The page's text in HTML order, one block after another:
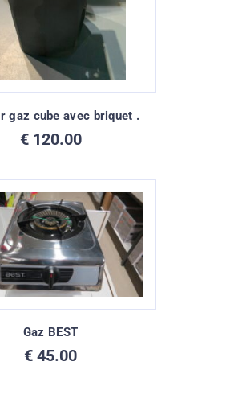
gaz cube avec briquet .
€120.00
Gaz BEST
€ 45.00